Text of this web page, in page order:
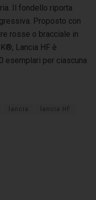
Il fondello riporta
Proposto con
rosse o bracciale in
Lancia HF è
esemplari per ciascuna
lancia lancia HF